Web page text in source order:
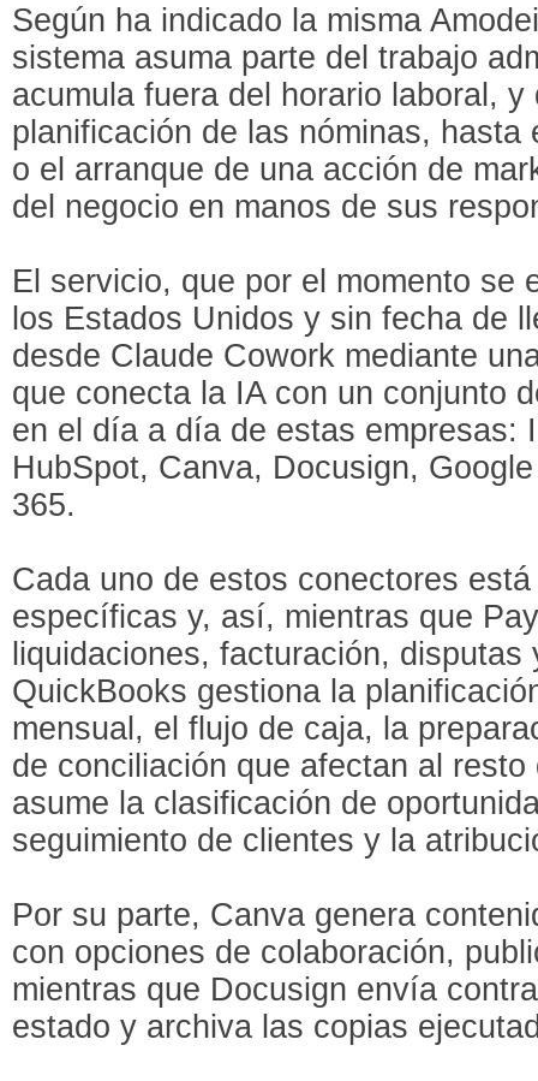
Según ha indicado la misma
sistema asuma parte del trabajo
acumula fuera del horario laboral,
planificación de las nóminas, hasta
o el arranque de una acción de
del negocio en manos de sus
El servicio, que por el momento se
los Estados Unidos y sin fecha de
desde Claude Cowork mediante
que conecta la IA con un conjunto
en el día a día de estas empresas:
HubSpot, Canva, Docusign,
365.
Cada uno de estos conectores
específicas y, así, mientras que
liquidaciones, facturación, disputas
QuickBooks gestiona la
mensual, el flujo de caja, la
de conciliación que afectan al
asume la clasificación de
seguimiento de clientes y la
Por su parte, Canva genera
con opciones de colaboración,
mientras que Docusign envía
estado y archiva las copias